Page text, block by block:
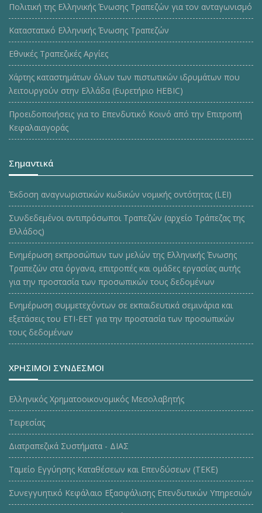
Πολιτική της Ελληνικής Ένωσης Τραπεζών για τον ανταγωνισμό
Καταστατικό Ελληνικής Ένωσης Τραπεζών
Εθνικές Τραπεζικές Αργίες
Χάρτης καταστημάτων όλων των πιστωτικών ιδρυμάτων που
λειτουργούν στην Ελλάδα (Ευρετήριο HEBIC)
Προειδοποιήσεις για το Επενδυτικό Κοινό από την Επιτροπή
Κεφαλαιαγοράς
Σημαντικά
Έκδοση αναγνωριστικών κωδικών νομικής οντότητας (LEI)
Συνδεδεμένοι αντιπρόσωποι Τραπεζών (αρχείο Τράπεζας της
Ελλάδος)
Ενημέρωση εκπροσώπων των μελών της Ελληνικής Ένωσης
Τραπεζών στα όργανα, επιτροπές και ομάδες εργασίας αυτής
για την προστασία των προσωπικών τους δεδομένων
Ενημέρωση συμμετεχόντων σε εκπαιδευτικά σεμινάρια και
εξετάσεις του ΕΤΙ-ΕΕΤ για την προστασία των προσωπικών
τους δεδομένων
ΧΡΗΣΙΜΟΙ ΣΥΝΔΕΣΜΟΙ
Ελληνικός Χρηματοοικονομικός Μεσολαβητής
Τειρεσίας
Διατραπεζικά Συστήματα - ΔΙΑΣ
Ταμείο Εγγύησης Καταθέσεων και Επενδύσεων (ΤΕΚE)
Συνεγγυητικό Κεφάλαιο Εξασφάλισης Επενδυτικών Υπηρεσιών